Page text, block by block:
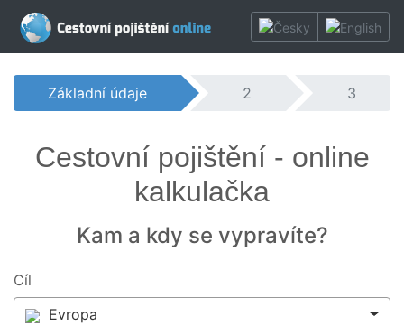
Základní údaje 2 3
Cestovní pojištění - online
kalkulačka
Kam a kdy se vypravíte?
Cíl
Evropa